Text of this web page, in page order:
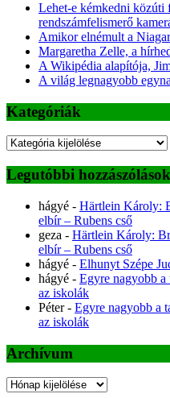
Lehet-e kémkedni közúti
rendszámfelismerő
Amikor elnémult a
Margaretha Zelle, a
A Wikipédia alapítója,
A világ legnagyobb
Kategóriák
Kategóriák
Legutóbbi hozzászólások
hágyé - Härtlein Károly:
elbír – Rubens cső
geza - Härtlein Károly:
elbír – Rubens cső
hágyé - Elhunyt Szépe
hágyé - Egyre nagyobb a
az iskolák
Péter- Egyre nagyobb a
az iskolák
Archívum
Archívum